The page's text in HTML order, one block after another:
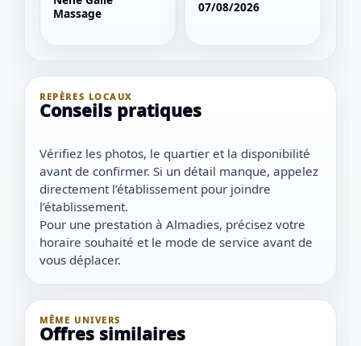
Massage
07/08/2026
REPÈRES LOCAUX
Conseils pratiques
Vérifiez les photos, le quartier et la disponibilité
avant de confirmer. Si un détail manque, appelez
directement l’établissement pour joindre
l’établissement.
Pour une prestation à Almadies, précisez votre
horaire souhaité et le mode de service avant de
vous déplacer.
MÊME UNIVERS
Offres similaires